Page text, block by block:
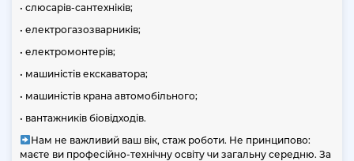
Періодична повірка лічильників холодної води
Додаткові платні послуги
СПОЖИВАЧАМ
Популярні запитання
Отримання технічних умов
• слюсарів-сантехніків;
• електрогазозварників;
• електромонтерів;
• машиністів екскаватора;
• машиністів крана автомобільного;
• вантажників біовідходів.
Нам не важливий ваш вік, стаж роботи. Не принципово:
маєте ви професійно-технічну освіту чи загальну середню. За